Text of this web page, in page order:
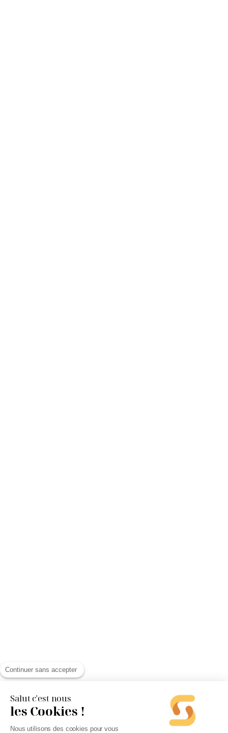
Continuer sans accepter
Salut c'est nous
les Cookies !
Nous utilisons des cookies pour vous